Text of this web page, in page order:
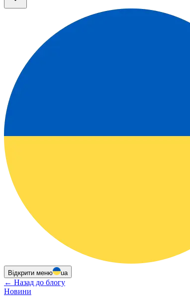
Відкрити меню ua
← Назад до блогу
Новини